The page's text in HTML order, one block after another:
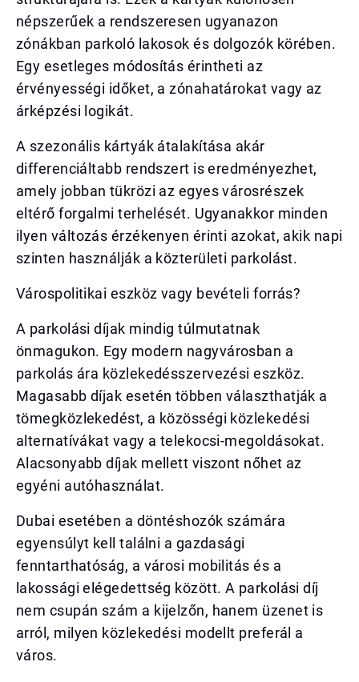
népszerűek a rendszeresen ugyanazon
zónákban parkoló lakosok és dolgozók körében.
Egy esetleges módosítás érintheti az
érvényességi időket, a zónahatárokat vagy az
árképzési logikát.
A szezonális kártyák átalakítása akár
differenciáltabb rendszert is eredményezhet,
amely jobban tükrözi az egyes városrészek
eltérő forgalmi terhelését. Ugyanakkor minden
ilyen változás érzékenyen érinti azokat, akik napi
szinten használják a közterületi parkolást.
Várospolitikai eszköz vagy bevételi forrás?
A parkolási díjak mindig túlmutatnak
önmagukon. Egy modern nagyvárosban a
parkolás ára közlekedésszervezési eszköz.
Magasabb díjak esetén többen választhatják a
tömegközlekedést, a közösségi közlekedési
alternatívákat vagy a telekocsi-megoldásokat.
Alacsonyabb díjak mellett viszont nőhet az
egyéni autóhasználat.
Dubai esetében a döntéshozók számára
egyensúlyt kell találni a gazdasági
fenntarthatóság, a városi mobilitás és a
lakossági elégedettség között. A parkolási díj
nem csupán szám a kijelzőn, hanem üzenet is
arról, milyen közlekedési modellt preferál a
város.